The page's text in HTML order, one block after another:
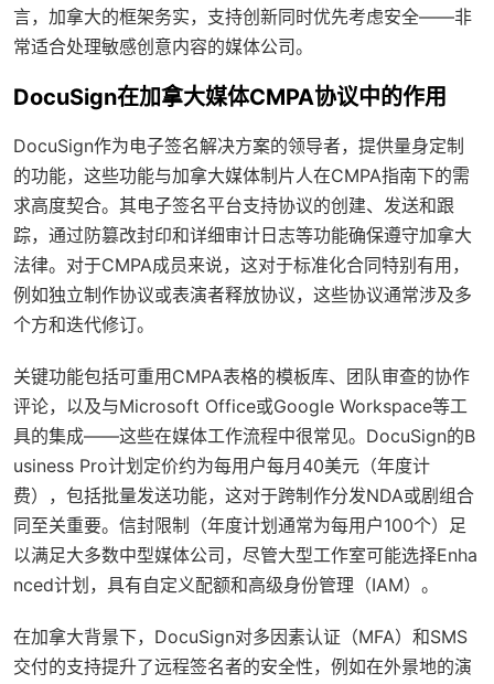
言，加拿大的框架务实，支持创新同时优先考虑安全——非
常适合处理敏感创意内容的媒体公司。
DocuSign在加拿大媒体CMPA协议中的作用
DocuSign作为电子签名解决方案的领导者，提供量身定制
的功能，这些功能与加拿大媒体制片人在CMPA指南下的需
求高度契合。其电子签名平台支持协议的创建、发送和跟
踪，通过防篡改封印和详细审计日志等功能确保遵守加拿大
法律。对于CMPA成员来说，这对于标准化合同特别有用，
例如独立制作协议或表演者释放协议，这些协议通常涉及多
个方和迭代修订。
关键功能包括可重用CMPA表格的模板库、团队审查的协作
评论，以及与Microsoft Office或Google Workspace等工
具的集成——这些在媒体工作流程中很常见。DocuSign的B
usiness Pro计划定价约为每用户每月40美元（年度计
费），包括批量发送功能，这对于跨制作分发NDA或剧组合
同至关重要。信封限制（年度计划通常为每用户100个）足
以满足大多数中型媒体公司，尽管大型工作室可能选择Enha
nced计划，具有自定义配额和高级身份管理（IAM）。
在加拿大背景下，DocuSign对多因素认证（MFA）和SMS
交付的支持提升了远程签名者的安全性，例如在外景地的演